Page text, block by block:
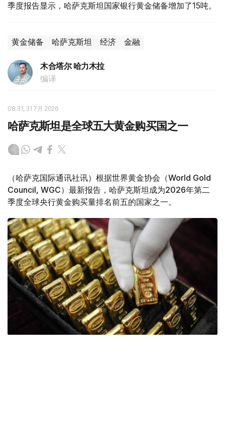
季度报告显示，哈萨克斯坦国家银行黄金储备增加了15吨。
黄金储备 哈萨克斯坦 经济 金融
木合塔尔 哈力木拉
编译
08:31, 31 7月 2026
哈萨克斯坦是全球五大黄金购买国之一
（哈萨克国际通讯社讯）根据世界黄金协会（World Gold
Council, WGC）最新报告，哈萨克斯坦成为2026年第二
季度全球央行黄金购买量排名前五的国家之一。